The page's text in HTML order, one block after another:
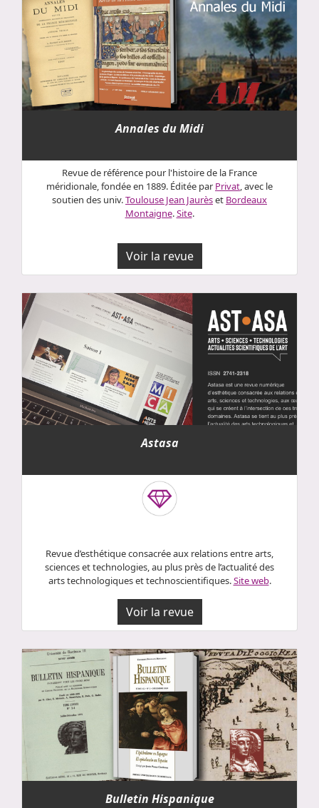
Annales du Midi
Revue de référence pour l'histoire de la France
méridionale, fondée en 1889. Éditée par Privat, avec le
soutien des univ.Toulouse Jean Jaurèset Bordeaux
Montaigne.Site.
Voir la revue
Astasa
Revue d’esthétique consacrée aux relations entre arts,
sciences et technologies, au plus près de l’actualité des
arts technologiques et technoscientifiques.Site web.
Voir la revue
Bulletin Hispanique